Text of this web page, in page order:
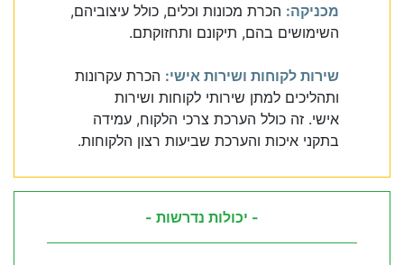
מכניקה: הכרת מכונות וכלים, כולל עיצוביהם,
השימושים בהם, תיקונם ותחזוקתם.
שירות לקוחות ושירות אישי: הכרת עקרונות
ותהליכים למתן שירותי לקוחות ושירות
אישי. זה כולל הערכת צרכי הלקוח, עמידה
בתקני איכות והערכת שביעות רצון הלקוחות.
- יכולות נדרשות -